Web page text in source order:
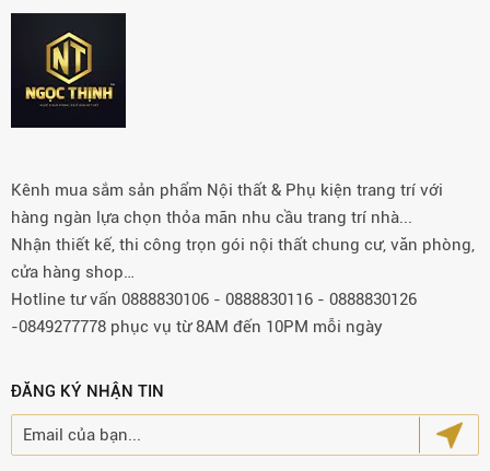
Kênh mua sắm sản phẩm Nội thất & Phụ kiện trang trí với
hàng ngàn lựa chọn thỏa mãn nhu cầu trang trí nhà...
Nhận thiết kế, thi công trọn gói nội thất chung cư, văn phòng,
cửa hàng shop…
Hotline tư vấn 0888830106 - 0888830116 - 0888830126
-0849277778 phục vụ từ 8AM đến 10PM mỗi ngày
ĐĂNG KÝ NHẬN TIN